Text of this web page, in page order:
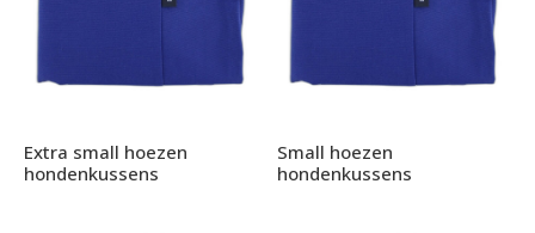
Extra small hoezen
hondenkussens
Small hoezen
hondenkussens